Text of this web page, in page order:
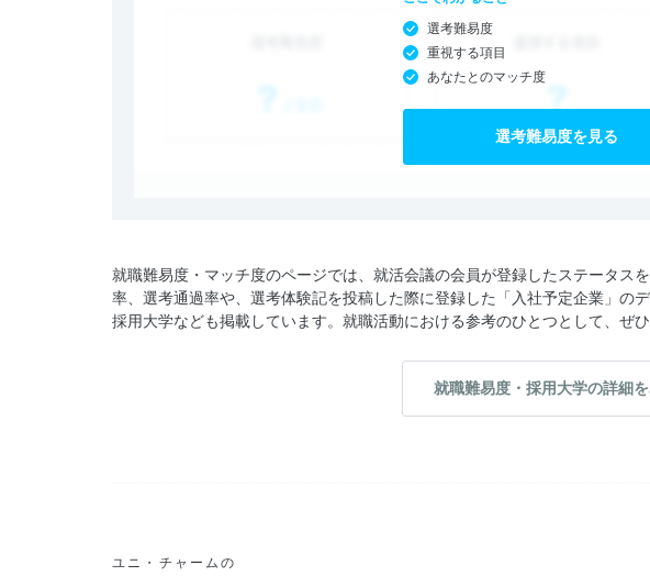
選考難易度
重視する項目
あなたとのマッチ度
選考難易度を見る
就職難易度・マッチ度のページでは、就活会議の会員が登録したステータス
率、選考通過率や、選考体験記を投稿した際に登録した「入社予定企業」の
採用大学なども掲載しています。就職活動における参考のひとつとして、ぜひ
就職難易度・採用大学の詳細
ユニ・チャームの